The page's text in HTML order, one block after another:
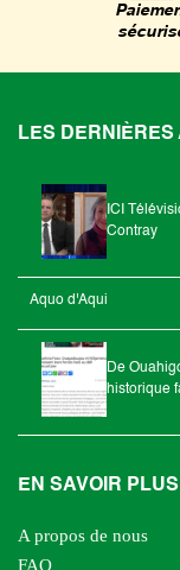
LES
ICI
Contray
Aquo d'Aqui
De
historique
EN SAVOIR PLUS
A propos de nous
FAQ